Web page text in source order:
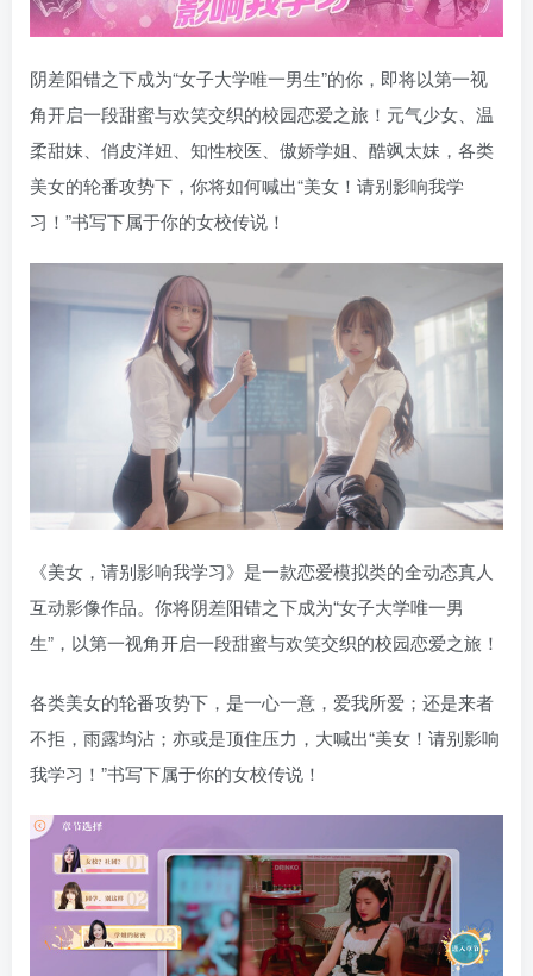
阴差阳错之下成为“女子大学唯一男生”的你，即将以第一视
角开启一段甜蜜与欢笑交织的校园恋爱之旅！元气少女、温
柔甜妹、俏皮洋妞、知性校医、傲娇学姐、酷飒太妹，各类
美女的轮番攻势下，你将如何喊出“美女！请别影响我学
习！”书写下属于你的女校传说！
《美女，请别影响我学习》是一款恋爱模拟类的全动态真人
互动影像作品。你将阴差阳错之下成为“女子大学唯一男
生”，以第一视角开启一段甜蜜与欢笑交织的校园恋爱之旅！
各类美女的轮番攻势下，是一心一意，爱我所爱；还是来者
不拒，雨露均沾；亦或是顶住压力，大喊出“美女！请别影响
我学习！”书写下属于你的女校传说！